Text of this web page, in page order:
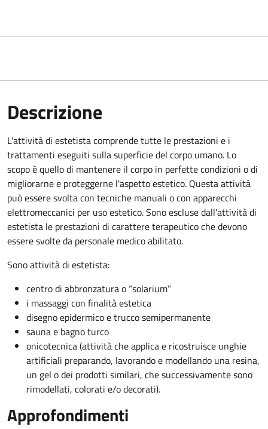
Descrizione
L'attività di estetista comprende tutte le prestazioni e i
trattamenti eseguiti sulla superficie del corpo umano. Lo
scopo è quello di mantenere il corpo in perfette condizioni o di
migliorarne e proteggerne l'aspetto estetico. Questa attività
può essere svolta con tecniche manuali o con apparecchi
elettromeccanici per uso estetico. Sono escluse dall'attività di
estetista le prestazioni di carattere terapeutico che devono
essere svolte da personale medico abilitato.
Sono attività di estetista:
centro di abbronzatura o “solarium”
i massaggi con finalità estetica
disegno epidermico e trucco semipermanente
sauna e bagno turco
onicotecnica (attività che applica e ricostruisce unghie
artificiali preparando, lavorando e modellando una resina,
un gel o dei prodotti similari, che successivamente sono
rimodellati, colorati e/o decorati).
Approfondimenti